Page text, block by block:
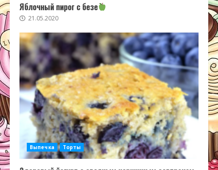
Яблочный пирог с безе
21.05.2020
Выпечка Торты